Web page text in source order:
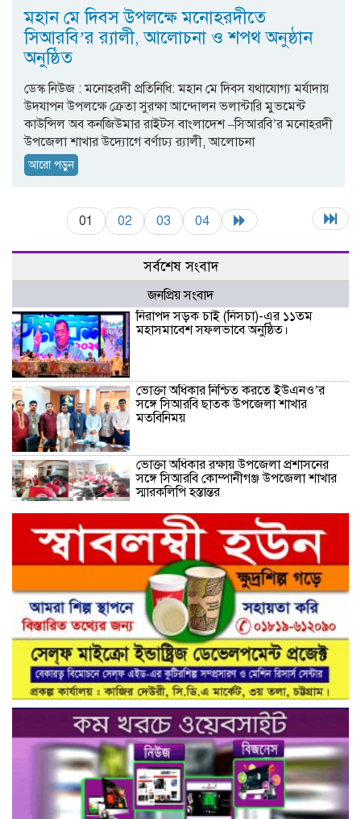
মহান মে দিবস উপলক্ষে মনোহরদীতে
সিআরবি’র র‌্যালী, আলোচনা ও শপথ অনুষ্ঠান
অনুষ্ঠিত
ডেস্ক নিউজ : মনোহরদী প্রতিনিধি: মহান মে দিবস যথাযোগ্য মর্যাদায়
উদযাপন উপলক্ষে ক্রেতা সুরক্ষা আন্দোলন ভলান্টারি মুভমেন্ট
কাউন্সিল অব কনজিউমার রাইটস বাংলাদেশ –সিআরবি’র মনোহরদী
উপজেলা শাখার উদ্যোগে বর্ণাঢ্য র‌্যালী, আলোচনা
আরো পড়ুন
01 02 03 04
সর্বশেষ সংবাদ
জনপ্রিয় সংবাদ
নিরাপদ সড়ক চাই (নিসচা)-এর ১১তম
মহাসমাবেশ সফলভাবে অনুষ্ঠিত।
ভোক্তা অধিকার নিশ্চিত করতে ইউএনও’র
সঙ্গে সিআরবি ছাতক উপজেলা শাখার
মতবিনিময়
ভোক্তা অধিকার রক্ষায় উপজেলা প্রশাসনের
সঙ্গে সিআরবি কোম্পানীগঞ্জ উপজেলা শাখার
স্মারকলিপি হস্তান্তর
নরসিংদীর শিবপুরের নিরাপদ সড়ক চাই
কমিটির আলোচনা সভা ও আইডি কার্ড
বিতরণ।
নিরাপদ সড়ক গড়তে কাঁধে কাঁধ মিলিয়ে কাজ
করার প্রত্যয়: নিসচা পলাশ উপজেলা শাখার
আইডি কার্ড বিতরণ ও পরিচিতি সভা সম্পন্ন**
নাগরিক সেবা প্রদানে মাধবদী পৌরসভার
যুগান্তকারী সাফল্য স্বস্তিতে পৌরবাসী
গাজীপুরের কালিয়াকৈরে ভেজাল সন্দেশ
কারখানায় ভোক্তা অধিদপ্তরের অভিযান,
শাস্তিবিহী ৭৫ হাজার টাকা জরিমানা